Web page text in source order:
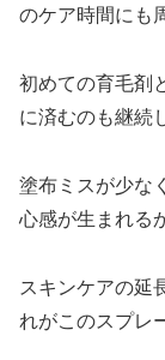
のケア時間にも
初めての育毛剤
に済むのも継続
塗布ミスが少な
心感が生まれる
スキンケアの延
れがこのスプレ